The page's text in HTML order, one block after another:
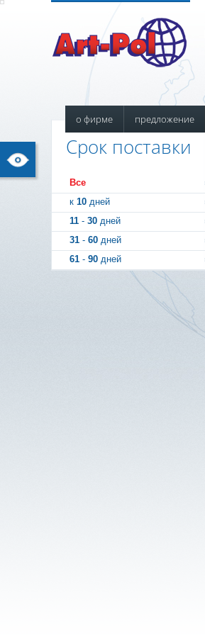
о фирме предложение
Срок поставки
Все
к 10 дней
11 - 30 дней
31 - 60 дней
61 - 90 дней